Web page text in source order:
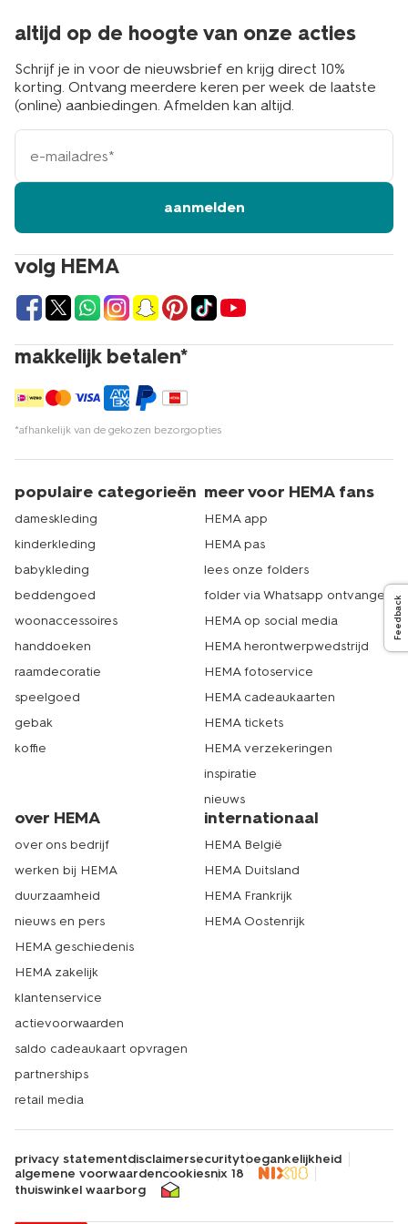
Feedback
volg HEMA
makkelijk betalen*
*afhankelijk van de gekozen bezorgopties
altijd op de hoogte van onze acties
Schrijf je in voor de nieuwsbrief en krijg direct 10%
korting. Ontvang meerdere keren per week de laatste
(online) aanbiedingen. Afmelden kan altijd.
e-
mailadres
aanmelden
populaire categorieën
dameskleding
kinderkleding
babykleding
beddengoed
woonaccessoires
handdoeken
raamdecoratie
speelgoed
gebak
koffie
meer voor HEMA fans
HEMA app
HEMA pas
lees onze folders
folder via Whatsapp ontvangen
HEMA op social media
HEMA herontwerpwedstrijd
HEMA fotoservice
HEMA cadeaukaarten
HEMA tickets
HEMA verzekeringen
inspiratie
nieuws
over HEMA
over ons bedrijf
werken bij HEMA
duurzaamheid
nieuws en pers
HEMA geschiedenis
HEMA zakelijk
klantenservice
actievoorwaarden
saldo cadeaukaart opvragen
partnerships
retail media
internationaal
HEMA België
HEMA Duitsland
HEMA Frankrijk
HEMA Oostenrijk
privacy statementdisclaimersecuritytoegankelijkheid
algemene voorwaardencookiesnix 18
thuiswinkel waarborg